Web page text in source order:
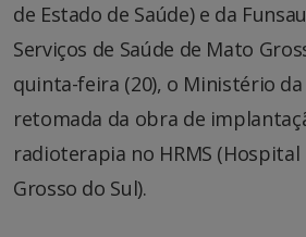
de Estado de Saúde) e da
Serviços de Saúde de Mato
quinta-feira (20), o Ministério da
retomada da obra de
radioterapia no HRMS
Grosso do Sul).